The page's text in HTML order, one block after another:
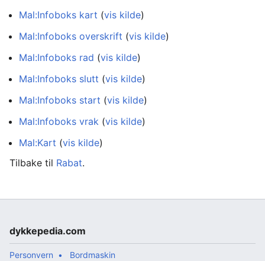
Mal:Infoboks kart (vis kilde)
Mal:Infoboks overskrift (vis kilde)
Mal:Infoboks rad (vis kilde)
Mal:Infoboks slutt (vis kilde)
Mal:Infoboks start (vis kilde)
Mal:Infoboks vrak (vis kilde)
Mal:Kart (vis kilde)
Tilbake til Rabat.
dykkepedia.com
Personvern Bordmaskin